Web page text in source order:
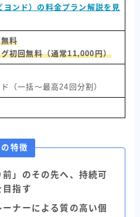
ヨンド）の料金プラン解説を見
料
初回無料（通常11,000円）
（一括〜最高24回分割）
特徴
前」のその先へ、持続可
目指す
ナーによる質の高い個